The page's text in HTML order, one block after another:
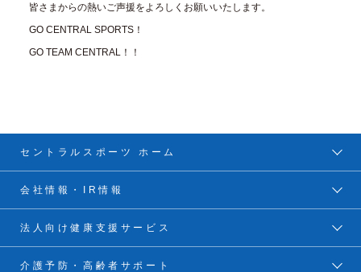
皆さまからの熱いご声援をよろしくお願いいたします。
GO CENTRAL SPORTS！
GO TEAM CENTRAL！！
セントラルスポーツ ホーム
会社情報・IR情報
法人向け健康支援サービス
介護予防・高齢者サポート